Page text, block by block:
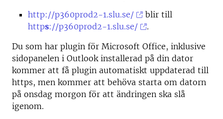
http://p360prod2-1.slu.se/
blir till
https://p360prod2-1.slu.se/
.
Du som har plugin för Microsoft Office, inklusive
sidopanelen i Outlook installerad på din dator
kommer att få plugin automatiskt uppdaterad till
https, men kommer att behöva starta om datorn
på onsdag morgon för att ändringen ska slå
igenom.